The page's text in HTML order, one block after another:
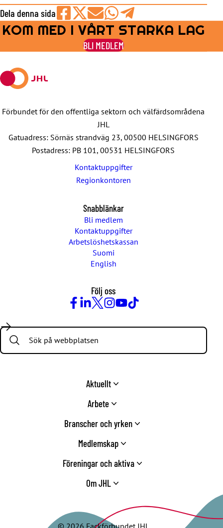
Dela denna sida
Share
on
Facebook
Share
on
Share
by
E-
Share
on
WhatsApp
Share
on
Telegram
KOM MED I VÅRT STARKA LAG
BLI MEDLEM
Förbundet för den offentliga sektorn och välfärdsområdena
JHL
Gatuadress: Sörnäs strandväg 23, 00500 HELSINGFORS
Postadress: PB 101, 00531 HELSINGFORS
Kontaktuppgifter
Regionkontoren
Snabblänkar
Bli medlem
Kontaktuppgifter
Arbetslöshetskassan
Suomi
English
Följ oss
Search:
Aktuellt
Arbete
Branscher och yrken
Medlemskap
Föreningar och aktiva
Om JHL
© 2026 Fackförbundet JHL